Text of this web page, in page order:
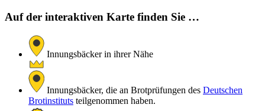
Auf der interaktiven Karte finden Sie …
Innungsbäcker in ihrer Nähe
Innungsbäcker, die an Brotprüfungen des Deutschen
Brotinstituts teilgenommen haben.